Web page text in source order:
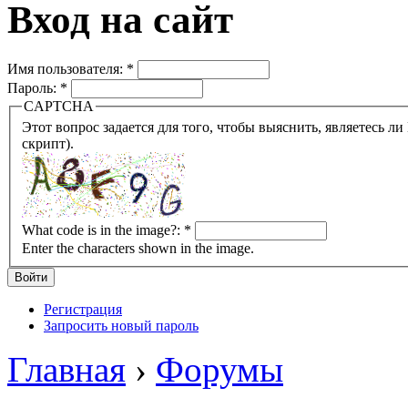
Вход на сайт
Имя пользователя: *
Пароль: *
CAPTCHA
Этот вопрос задается для того, чтобы выяснить, являетесь ли Вы человеком или представляете из себя робота
скрипт).
What code is in the image?: *
Enter the characters shown in the image.
Регистрация
Запросить новый пароль
Главная › Форумы